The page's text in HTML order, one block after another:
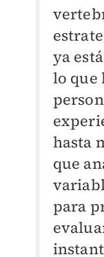
ya
lo que
hasta
que
para